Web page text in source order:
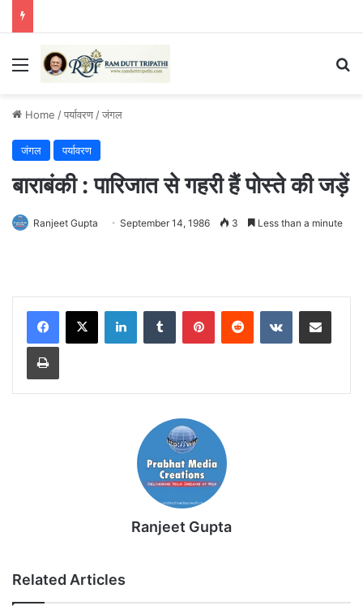
Menu
Home /पर्यावरण/जंगल
जंगल पर्यावरण
बाराबंकी : पारिजात से गहरी हैं पोस्ते की जड़ें
Ranjeet Gupta September 14, 1986 3 Less than a minute
LinkedInTumblr PinterestReddit VKontakteShare via Email
Print
Ranjeet Gupta
Related Articles